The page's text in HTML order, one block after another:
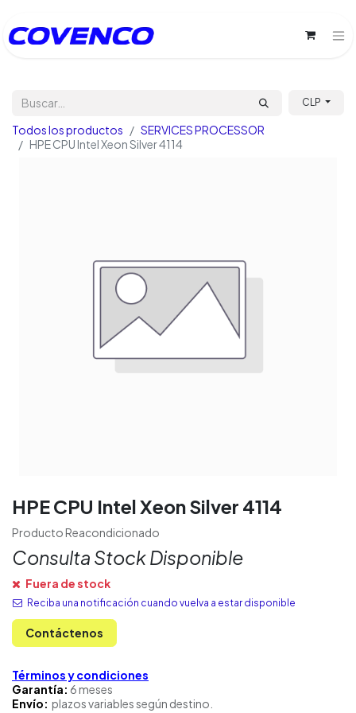
CLP
Todos los productos
SERVICES PROCESSOR
HPE CPU Intel Xeon Silver 4114
HPE CPU Intel Xeon Silver 4114
Producto Reacondicionado
Consulta Stock Disponible
Fuera de stock
Reciba una notificación cuando vuelva a estar disponible
Contáctenos
Términos y condiciones
Garantía: 6 meses
Envío: plazos variables según destino.